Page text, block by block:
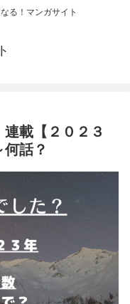
る！マンガサイト
連載【２０２３
話？